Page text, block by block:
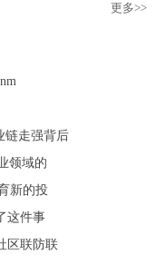
更多>>
链走强背后
领域的
新的投
这件事
区联防联